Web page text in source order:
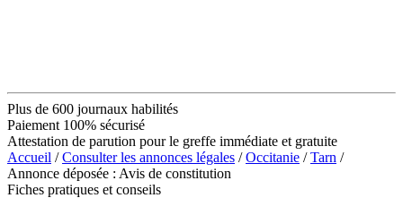
Plus de 600 journaux habilités
Paiement 100% sécurisé
Attestation de parution pour le greffe immédiate et gratuite
Accueil /Consulter les annonces légales /Occitanie /Tarn /
Annonce déposée : Avis de constitution
Fiches pratiques et conseils